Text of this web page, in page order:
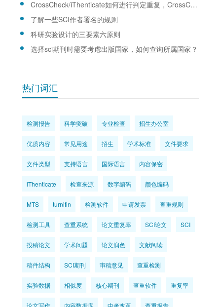
CrossCheck/iThenticate如何进行判定重复，CrossCheck/iThenticate查重规则是什么？
了解一些SCI作者署名的规则
科研实验设计的三要素六原则
选择sci期刊时需要考虑出版国家，如何查询所属国家？
热门词汇
检测报告 科学突破 专业检查 招生办公室
优质内容 常见用途 招生 学术标准 文件要求
文件类型 支持语言 国际语言 内容保密
iThenticate 检查来源 数字编码 颜色编码
MTS turnitin 检测软件 申请发票 查重规则
检测工具 查重系统 论文重复率 SCI论文 SCI
投稿论文 学术问题 论文润色 文献阅读
稿件结构 SCI期刊 审稿意见 查重检测
实验数据 相似度 核心期刊 查重软件 重复率
论文写作 内容数据库 中考改革 查重报告